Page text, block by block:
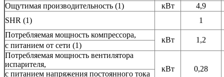
Ощутимая производительность (1)
кВт
4,9
SHR (1)
1
Потребляемая мощность компрессора,
кВт 1,2
с питанием от сети (1)
Потребляемая мощность вентилятора
испарителя,
кВт 0,28
с питанием напряжения постоянного тока